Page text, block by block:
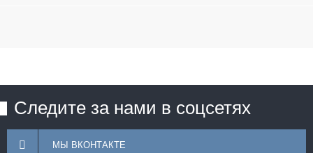
Следите за нами в соцсетях
МЫ ВКОНТАКТЕ